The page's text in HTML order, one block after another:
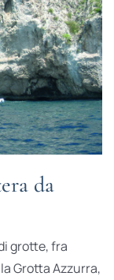
da
grotte, fra
Grotta Azzurra,